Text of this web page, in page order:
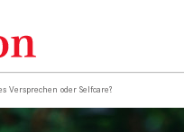
Versprechen oder Selfcare?